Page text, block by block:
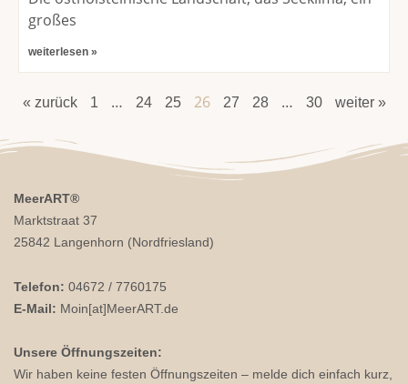
großes
weiterlesen »
« zurück 1 … 24 25 26 27 28 … 30 weiter »
MeerART®
Marktstraat 37
25842 Langenhorn (Nordfriesland)
Telefon: 04672 / 7760175
E-Mail: Moin[at]MeerART.de
Unsere Öffnungszeiten:
Wir haben keine festen Öffnungszeiten – melde dich einfach kurz,